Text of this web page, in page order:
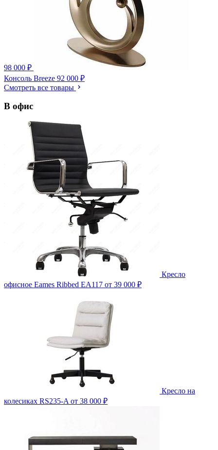
98 000 ₽
Консоль Breeze 92 000 ₽
Смотреть все товары
В офис
Кресло
офисное Eames Ribbed EA117 от 39 000 ₽
Кресло на
колесиках RS235-A от 38 000 ₽